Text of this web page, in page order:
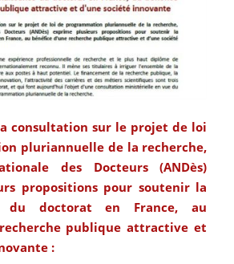
consultation sur le projet de loi
pluriannuelle de la recherche,
des Docteurs (ANDès)
propositions pour soutenir la
du doctorat en France, au
recherche publique attractive et
: